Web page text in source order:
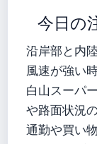
今日の
沿岸部と内
風速が強い
白山スーパ
や路面状況
通勤や買い